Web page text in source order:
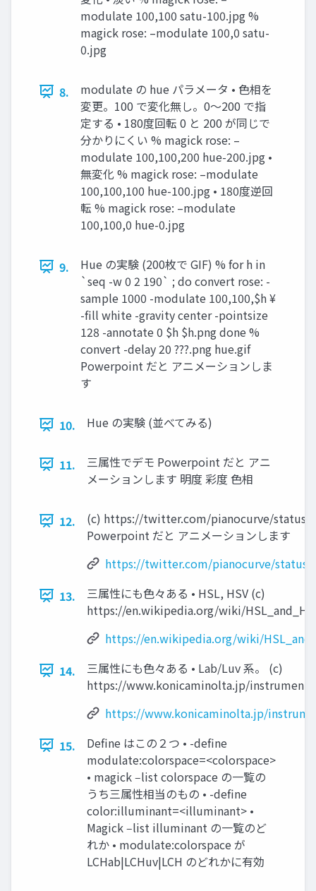
modulate 100,100 satu-100.jpg %
magick rose: –modulate 100,0 satu-
0.jpg
8.
modulate の hue パラメータ • ⾊相を
変更。100 で変化無し。0〜200 で指
定する • 180度回転 0 と 200 が同じで
分かりにくい % magick rose: –
modulate 100,100,200 hue-200.jpg •
無変化 % magick rose: –modulate
100,100,100 hue-100.jpg • 180度逆回
転 % magick rose: –modulate
100,100,0 hue-0.jpg
9.
Hue の実験 (200枚で GIF) % for h in
`seq -w 0 2 190` ; do convert rose: -
sample 1000 -modulate 100,100,$h ¥
-fill white -gravity center -pointsize
128 -annotate 0 $h $h.png done %
convert -delay 20 ???.png hue.gif
Powerpoint だと アニメーションしま
す
10. Hue の実験 (並べてみる)
11.
三属性でデモ Powerpoint だと アニ
メーションします 明度 彩度 色相
12.
(c) https://twitter.com/pianocurve/status/
Powerpoint だと アニメーションします
https://twitter.com/pianocurve/status/
13.
三属性にも⾊々ある • HSL, HSV (c)
https://en.wikipedia.org/wiki/
https://en.wikipedia.org/wiki/
14.
三属性にも⾊々ある • Lab/Luv 系。 (c)
https://www.konicaminolta.jp/
https://www.konicaminolta.jp/
15.
Deﬁne はこの２つ • -define
modulate:colorspace=<colorspace>
• magick ‒list colorspace の⼀覧の
うち三属性相当のもの • -define
color:illuminant=<illuminant> •
Magick ‒list illuminant の⼀覧のど
れか • modulate:colorspace が
LCHab|LCHuv|LCH のどれかに有効